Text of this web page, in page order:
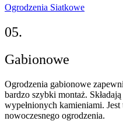
Ogrodzenia Siatkowe
05.
Gabionowe
Ogrodzenia gabionowe
bardzo szybki montaż.
wypełnionych kamieniami.
nowoczesnego ogrodzenia.